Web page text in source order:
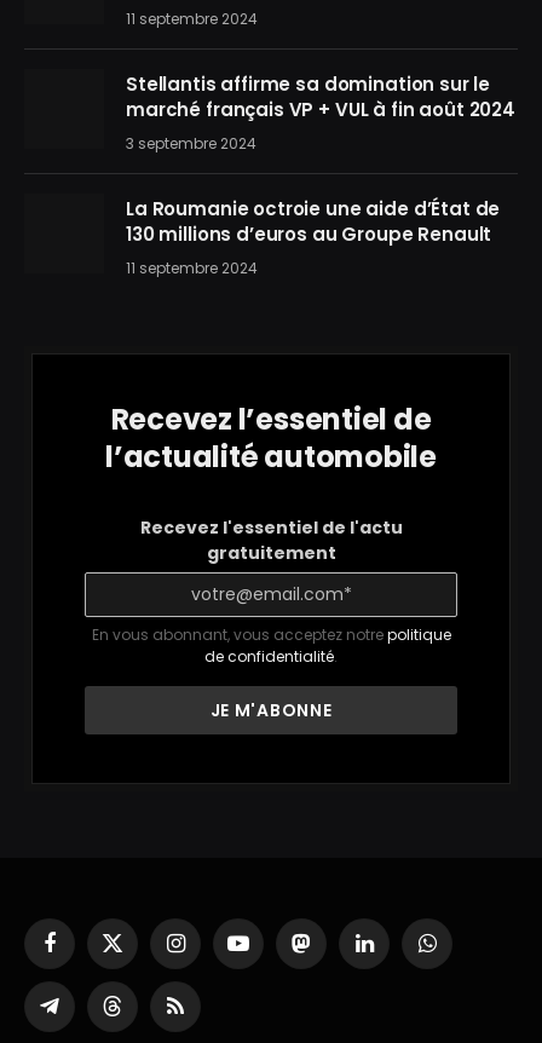
11 septembre 2024
Stellantis affirme sa domination sur le
marché français VP + VUL à fin août 2024
3 septembre 2024
La Roumanie octroie une aide d’État de
130 millions d’euros au Groupe Renault
11 septembre 2024
Recevez l’essentiel de
l’actualité automobile
Recevez l'essentiel de l'actu
gratuitement
En vous abonnant, vous acceptez notrepolitique
de confidentialité.
Facebook
X
(Twitter)
InstagramYouTubeMastodonLinkedInWhatsApp
PartagerThreadsRSS